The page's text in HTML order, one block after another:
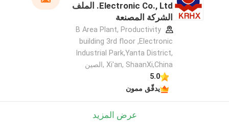
Electronic Co., Ltd. الملف
الشركة المصنعة
B Area Plant, Productivity
building 3rd floor ,Electronic
Industrial Park,Yanta District,
Xi'an, ShaanXi,China ,الصين
5.0
يدقّق ممون
عرض المزيد